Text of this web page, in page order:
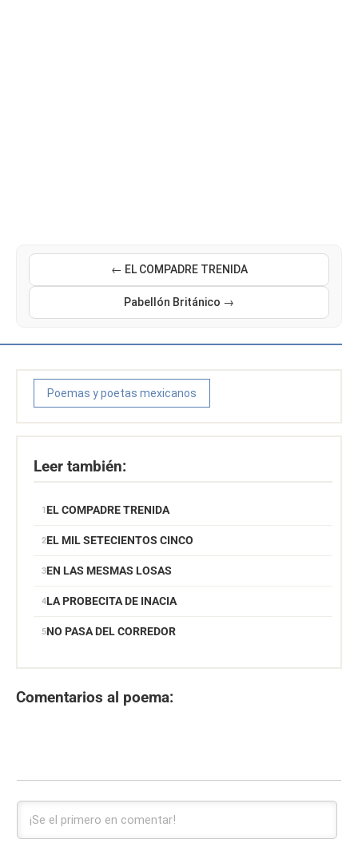
← EL COMPADRE TRENIDA
Pabellón Británico →
Poemas y poetas mexicanos
Leer también:
EL COMPADRE TRENIDA
EL MIL SETECIENTOS CINCO
EN LAS MESMAS LOSAS
LA PROBECITA DE INACIA
NO PASA DEL CORREDOR
Comentarios al poema: